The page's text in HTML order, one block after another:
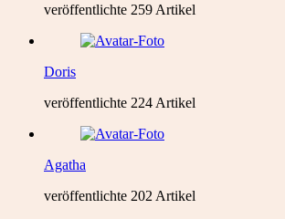
veröffentlichte 259 Artikel
Doris
veröffentlichte 224 Artikel
Agatha
veröffentlichte 202 Artikel